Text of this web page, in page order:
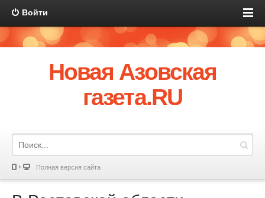
Войти
Новая Азовская
газета.RU
Полная версия сайта